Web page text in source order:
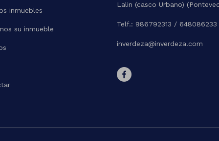
inmuebles
su inmueble
Lalin (casco Urbano)
Telf.: 986792313 / 648086233
inverdeza@inverdeza.com